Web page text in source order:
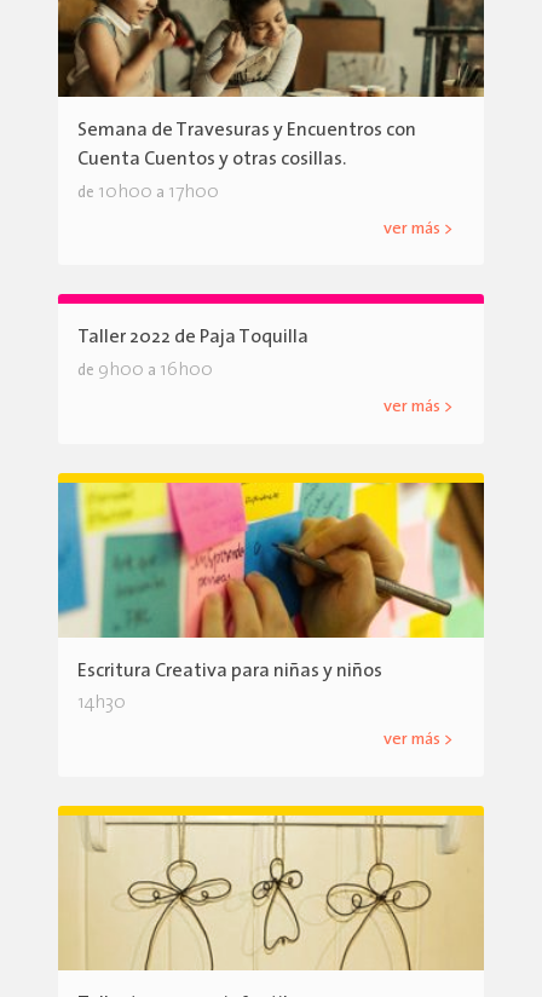
Semana de Travesuras y Encuentros con
Cuenta Cuentos y otras cosillas.
de 10h00 a 17h00
ver más >
Taller 2022 de Paja Toquilla
de 9h00 a 16h00
ver más >
Escritura Creativa para niñas y niños
14h30
ver más >